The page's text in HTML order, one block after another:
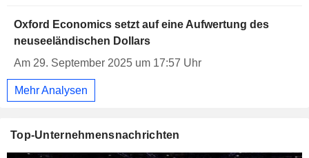
Oxford Economics setzt auf eine Aufwertung des
neuseeländischen Dollars
Am 29. September 2025 um 17:57 Uhr
Mehr Analysen
Top-Unternehmensnachrichten